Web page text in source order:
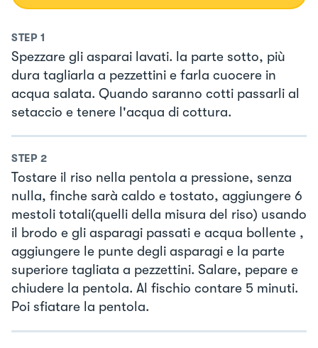
STEP 1
Spezzare gli asparai lavati. la parte sotto, più
dura tagliarla a pezzettini e farla cuocere in
acqua salata. Quando saranno cotti passarli al
setaccio e tenere l'acqua di cottura.
STEP 2
Tostare il riso nella pentola a pressione, senza
nulla, finche sarà caldo e tostato, aggiungere 6
mestoli totali(quelli della misura del riso) usando
il brodo e gli asparagi passati e acqua bollente ,
aggiungere le punte degli asparagi e la parte
superiore tagliata a pezzettini. Salare, pepare e
chiudere la pentola. Al fischio contare 5 minuti.
Poi sfiatare la pentola.